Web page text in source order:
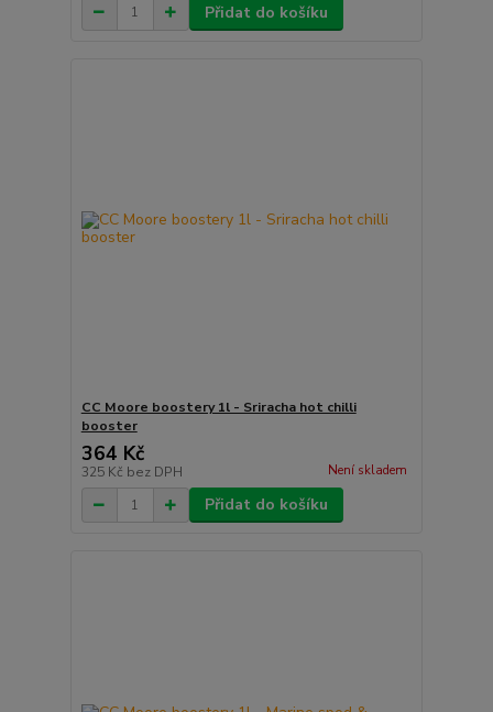
Přidat do košíku
CC Moore boostery 1l - Sriracha hot chilli
booster
364 Kč
325 Kč bez DPH Není skladem
Přidat do košíku